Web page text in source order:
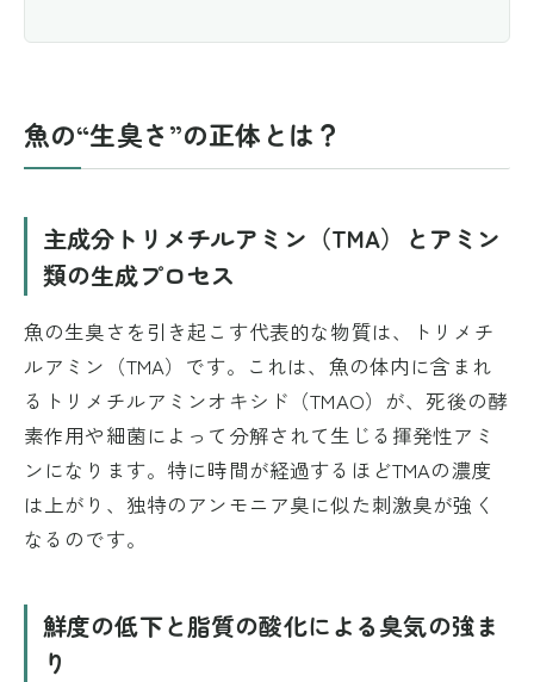
魚の“生臭さ”の正体とは？
主成分トリメチルアミン（TMA）とアミン
類の生成プロセス
魚の生臭さを引き起こす代表的な物質は、トリメチ
ルアミン（TMA）です。これは、魚の体内に含まれ
るトリメチルアミンオキシド（TMAO）が、死後の酵
素作用や細菌によって分解されて生じる揮発性アミ
ンになります。特に時間が経過するほどTMAの濃度
は上がり、独特のアンモニア臭に似た刺激臭が強く
なるのです。
鮮度の低下と脂質の酸化による臭気の強ま
り